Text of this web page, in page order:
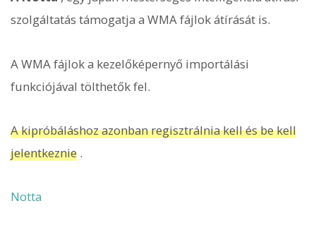
szolgáltatás támogatja a WMA fájlok átírását is.
A WMA fájlok a kezelőképernyő importálási
funkciójával tölthetők fel.
A kipróbáláshoz azonban regisztrálnia kell és be kell
jelentkeznie .
Notta